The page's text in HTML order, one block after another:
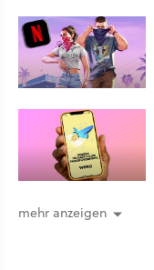
mehr anzeigen